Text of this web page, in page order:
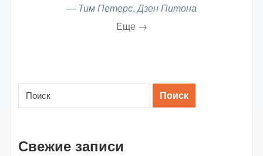
— Тим Петерс,Дзен Питона
Еще →
Свежие записи